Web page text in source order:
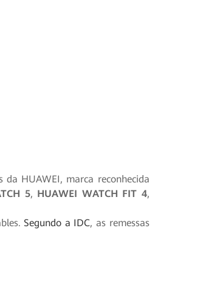
HUAWEI, marca reconhecida
5, HUAWEI WATCH FIT 4,
Segundo a IDC, as remessas